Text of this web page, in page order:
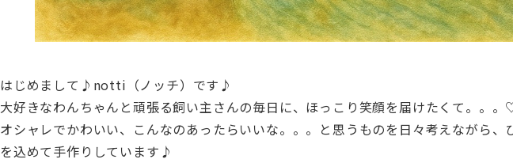
はじめまして♪ notti （ノッチ）です♪
大好きなわんちゃんと頑張る飼い主さんの毎日に、 ほっこり笑顔を届けたくて。。。
オシャレでかわいい、こんなのあったらいいな。。。 と思うものを日々考えながら、
を込めて手作りしています♪